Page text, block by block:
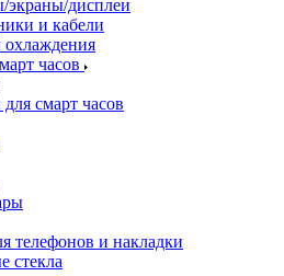
дисплеи
и кабели
часов
для смарт часов
телефонов и накладки
стекла